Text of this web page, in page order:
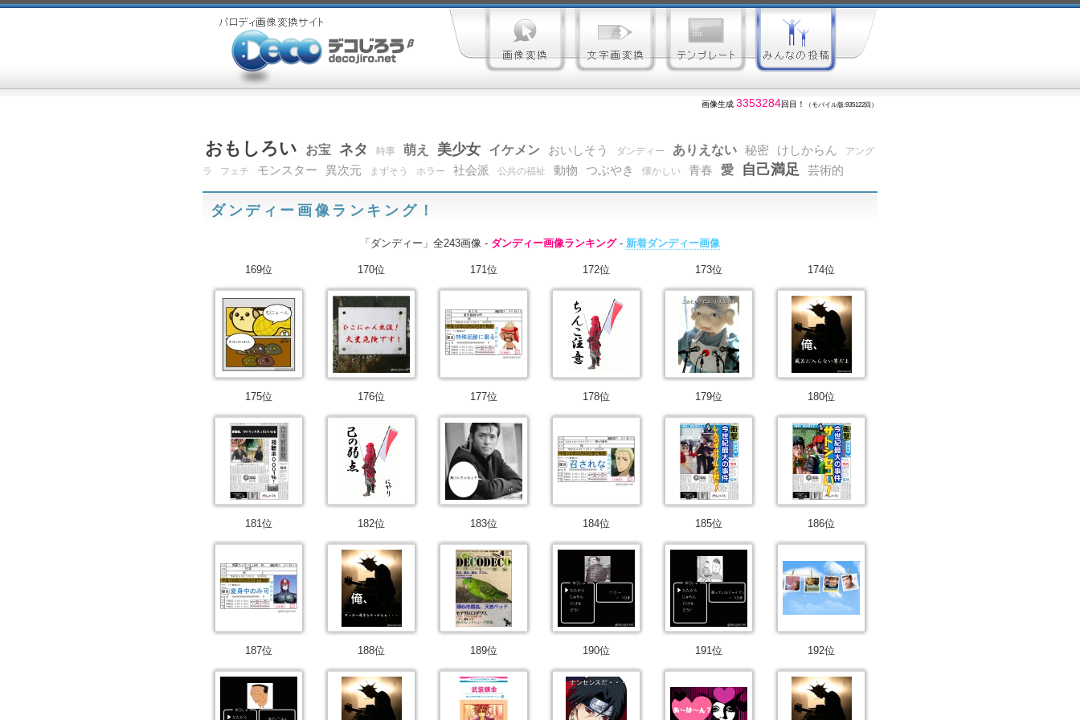
画像生成 3353284回目！ （モバイル版:935122回）
おもしろい お宝 ネタ 時事 萌え 美少女 イケメン おいしそう ダンディー ありえない 秘密 けしからん
アング
ラ
フェチ モンスター 異次元 まずそう ホラー 社会派 公共の福祉 動物 つぶやき 懐かしい 青春 愛 自己満足 芸術的
ダンディー画像ランキング！
「ダンディー」全243画像 - ダンディー画像ランキング- 新着ダンディー画像
169位 170位 171位 172位 173位 174位
175位 176位 177位 178位 179位 180位
181位 182位 183位 184位 185位 186位
187位 188位 189位 190位 191位 192位